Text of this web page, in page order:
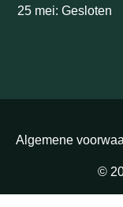
25 mei: Gesloten
Algemene
©